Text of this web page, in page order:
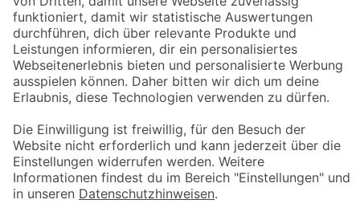
© 2026 Fressnapf Tiernahrungs GmbH
Westpreußenstraße 32-38
47809 Krefeld
Entdecke Fressnapf
Tierversicherung
GPS-Tracker
Fressnapf Salon
Online-Shop